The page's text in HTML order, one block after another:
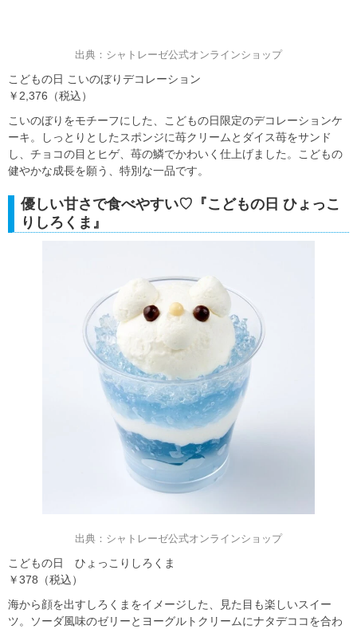
出典：シャトレーゼ公式オンラインショップ
こどもの日 こいのぼりデコレーション
￥2,376（税込）
こいのぼりをモチーフにした、こどもの日限定のデコレーションケ
ーキ。しっとりとしたスポンジに苺クリームとダイス苺をサンド
し、チョコの目とヒゲ、苺の鱗でかわいく仕上げました。こどもの
健やかな成長を願う、特別な一品です。
優しい甘さで食べやすい♡『こどもの日 ひょっこ
りしろくま』
出典：シャトレーゼ公式オンラインショップ
こどもの日 ひょっこりしろくま
￥378（税込）
海から顔を出すしろくまをイメージした、見た目も楽しいスイー
ツ。ソーダ風味のゼリーとヨーグルトクリームにナタデココを合わ